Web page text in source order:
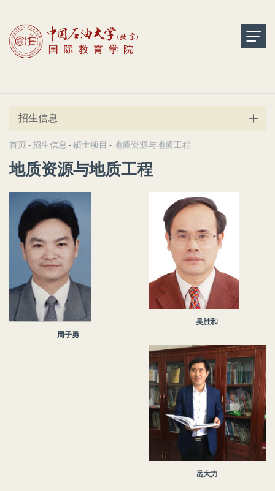
招生信息
首页 - 招生信息 - 硕士项目 - 地质资源与地质工程
地质资源与地质工程
周子勇
吴胜和
岳大力